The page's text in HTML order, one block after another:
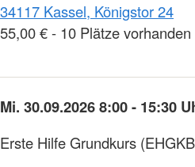
34117 Kassel, Königstor 24
55,00 € - 10 Plätze vorhanden
Mi. 30.09.2026 8:00 - 15:30
Erste Hilfe Grundkurs